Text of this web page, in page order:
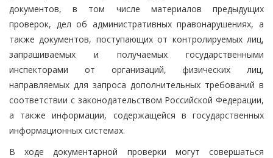
документов, в том числе материалов предыдущих
проверок, дел об административных правонарушениях, а
также документов, поступающих от контролируемых лиц,
запрашиваемых и получаемых государственными
инспекторами от организаций, физических лиц,
направляемых для запроса дополнительных требований в
соответствии с законодательством Российской Федерации,
а также информации, содержащейся в государственных
информационных системах.
В ходе документарной проверки могут совершаться